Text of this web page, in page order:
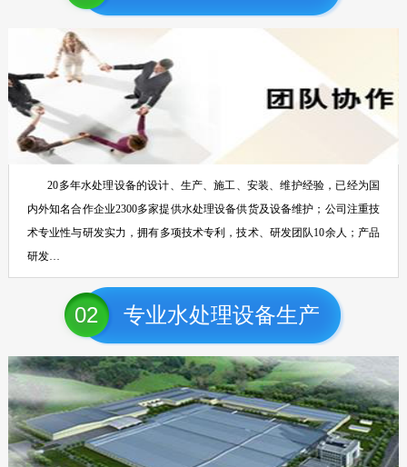
20多年水处理设备的设计、生产、施工、安装、维护经验，已经为国
内外知名合作企业2300多家提供水处理设备供货及设备维护；公司注重技
术专业性与研发实力，拥有多项技术专利，技术、研发团队10余人；产品
研发…
02 专业水处理设备生产